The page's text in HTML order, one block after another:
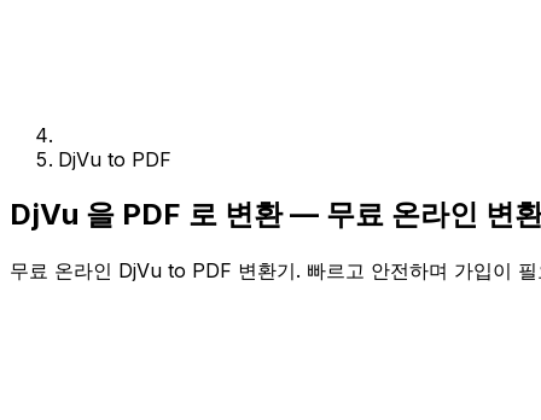
DjVu to PDF
DjVu 을 PDF 로 변환 — 무료 온라인 변
무료 온라인 DjVu to PDF 변환기. 빠르고 안전하며 가입이